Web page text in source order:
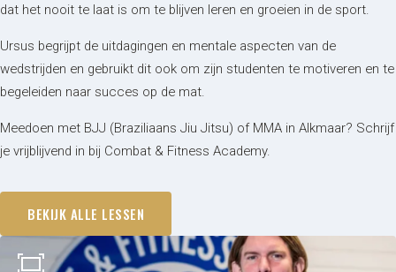
dat het nooit te laat is om te blijven leren en groeien in de sport.
Ursus begrijpt de uitdagingen en mentale aspecten van de
wedstrijden en gebruikt dit ook om zijn studenten te motiveren en te
begeleiden naar succes op de mat.
Meedoen met BJJ (Braziliaans Jiu Jitsu) of MMA in Alkmaar? Schrijf
je vrijblijvend in bij Combat & Fitness Academy.
BEKIJK ALLE LESSEN